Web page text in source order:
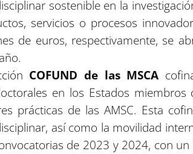
sostenible en la
servicios o procesos
de euros, respectivamente, se
COFUND de las MSCA
en los Estados
prácticas de las AMSC. Esta
así como la movilidad
de 2023 y 2024, con